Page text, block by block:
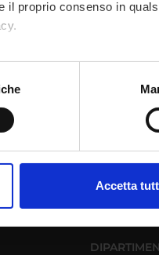
il proprio consenso in
di qualche metro,
cookie.
Accetta